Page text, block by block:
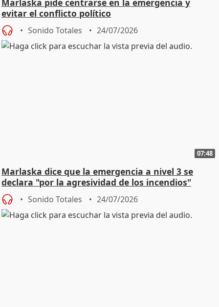
Marlaska pide centrarse en la emergencia y
evitar el conflicto político
Sonido Totales 24/07/2026
07:48
Marlaska dice que la emergencia a nivel 3 se
declara "por la agresividad de los incendios"
Sonido Totales 24/07/2026